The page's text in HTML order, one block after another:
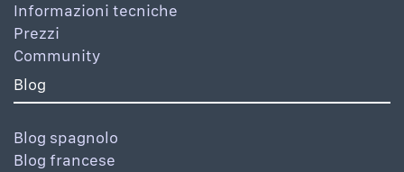
Informazioni tecniche
Prezzi
Community
Blog
Blog spagnolo
Blog francese